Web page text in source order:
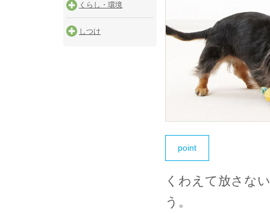
くらし・環境
しつけ
point
くわえて放さな
う。